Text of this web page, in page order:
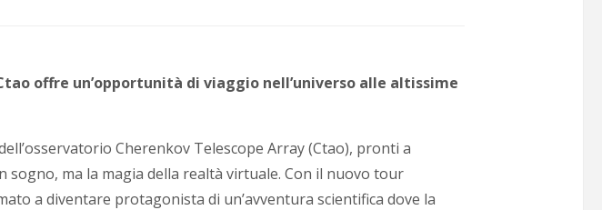
offre un’opportunità di viaggio nell’universo alle altissime
Cherenkov Telescope Array (Ctao), pronti a
sogno, ma la magia della realtà virtuale. Con il nuovo tour
a diventare protagonista di un’avventura scientifica dove la